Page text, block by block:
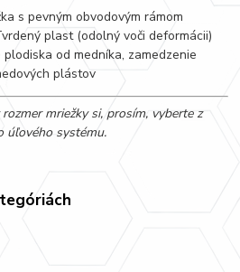
s pevným obvodovým rámom
plast (odolný voči deformácii)
od medníka, zamedzenie
plástov
mriežky si, prosím, vyberte z
úľového systému.